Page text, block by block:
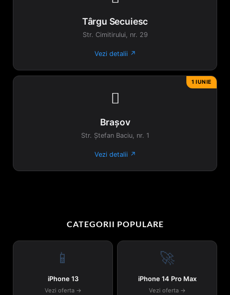
Târgu Secuiesc
Str. Cimitirului, nr. 29
Vezi detalii ↗
1 IUNIE

Brașov
Str. Ștefan Baciu, nr. 1
Vezi detalii ↗
CATEGORII POPULARE
📱
iPhone 13
Vezi oferta →
🚀
iPhone 14 Pro Max
Vezi oferta →